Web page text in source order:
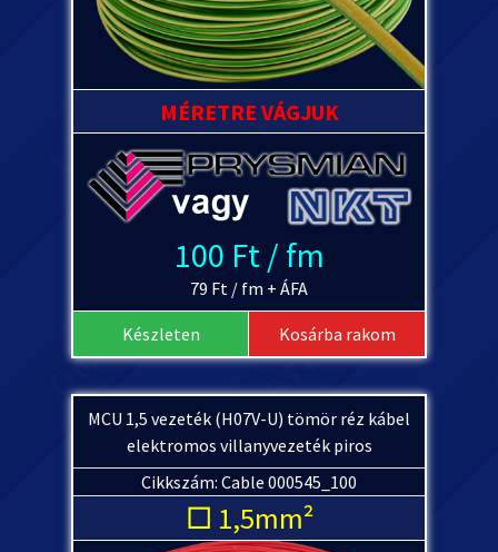
MÉRETRE VÁGJUK
100 Ft / fm
79 Ft / fm + ÁFA
Készleten Kosárba rakom
MCU 1,5 vezeték (H07V-U) tömör réz kábel
elektromos villanyvezeték piros
Cikkszám: Cable 000545_100
□ 1,5mm²